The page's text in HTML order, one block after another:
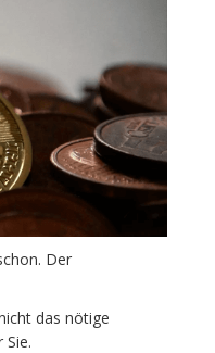
Der
das nötige
Sie.